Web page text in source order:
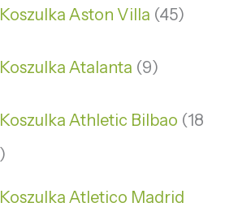
Koszulka Aston Villa 45
Koszulka Atalanta 9
Koszulka Athletic Bilbao 18
Koszulka Atletico Madrid